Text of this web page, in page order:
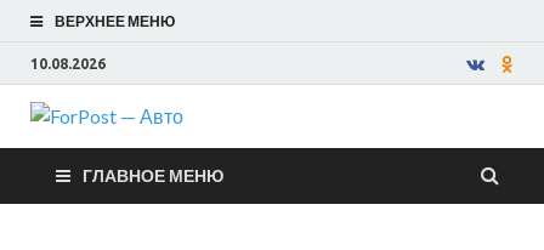
ВЕРХНЕЕ МЕНЮ
10.08.2026
ForPost —
Авто
ГЛАВНОЕ МЕНЮ